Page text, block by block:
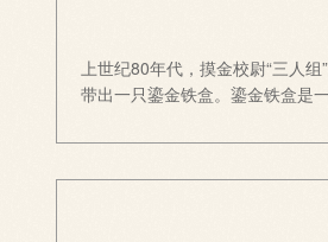
上世纪80年代，摸金校尉“三人
带出一只鎏金铁盒。鎏金铁盒是